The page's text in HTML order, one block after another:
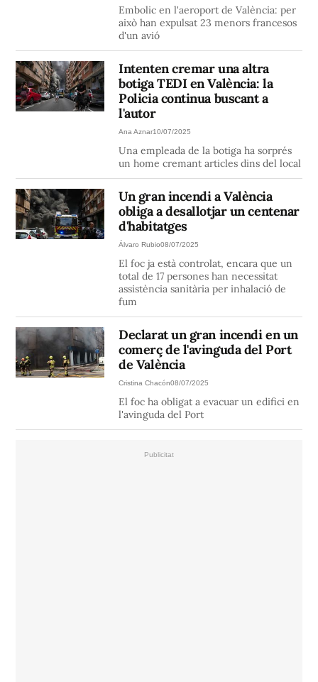
Embolic en l'aeroport de València: per
això han expulsat 23 menors francesos
d'un avió
Intenten cremar una altra
botiga TEDI en València: la
Policia continua buscant a
l'autor
Ana Aznar10/07/2025
Una empleada de la botiga ha sorprés
un home cremant articles dins del local
Un gran incendi a València
obliga a desallotjar un centenar
d'habitatges
Álvaro Rubio08/07/2025
El foc ja està controlat, encara que un
total de 17 persones han necessitat
assistència sanitària per inhalació de
fum
Declarat un gran incendi en un
comerç de l'avinguda del Port
de València
Cristina Chacón08/07/2025
El foc ha obligat a evacuar un edifici en
l'avinguda del Port